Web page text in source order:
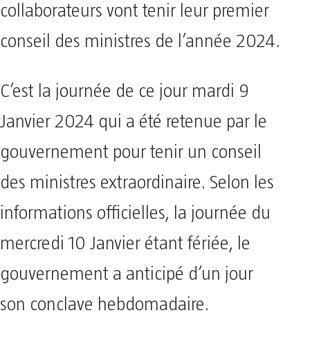
collaborateurs vont tenir leur premier
conseil des ministres de l’année 2024.
C’est la journée de ce jour mardi 9
Janvier 2024 qui a été retenue par le
gouvernement pour tenir un conseil
des ministres extraordinaire. Selon les
informations officielles, la journée du
mercredi 10 Janvier étant fériée, le
gouvernement a anticipé d’un jour
son conclave hebdomadaire.